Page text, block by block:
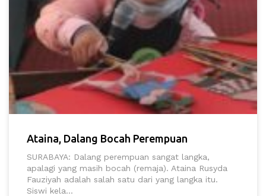
Ataina, Dalang Bocah Perempuan
SURABAYA: Dalang perempuan sangat langka,
apalagi yang masih bocah (remaja). Ataina Rusyda
Fauziyah adalah salah satu dari yang langka itu.
Siswi kela...